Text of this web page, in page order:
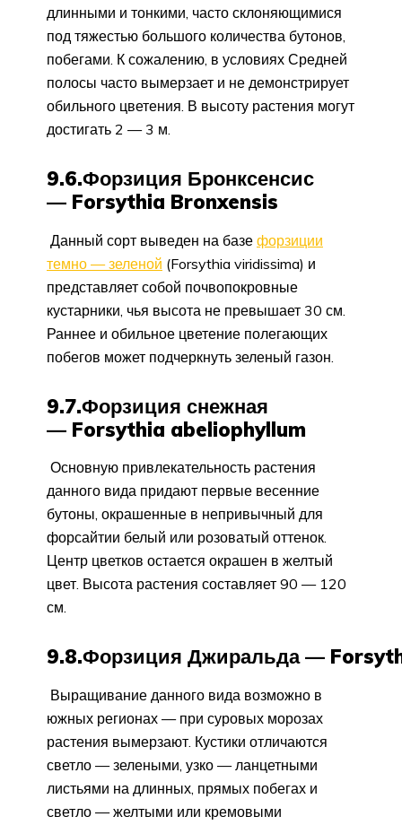
длинными и тонкими, часто склоняющимися
под тяжестью большого количества бутонов,
побегами. К сожалению, в условиях Средней
полосы часто вымерзает и не демонстрирует
обильного цветения. В высоту растения могут
достигать 2 — 3 м.
9.6.Форзиция Бронксенсис
— Forsythia Bronxensis
Данный сорт выведен на базе форзиции
темно — зеленой (Forsythia viridissima) и
представляет собой почвопокровные
кустарники, чья высота не превышает 30 см.
Раннее и обильное цветение полегающих
побегов может подчеркнуть зеленый газон.
9.7.Форзиция снежная
— Forsythia abeliophyllum
Основную привлекательность растения
данного вида придают первые весенние
бутоны, окрашенные в непривычный для
форсайтии белый или розоватый оттенок.
Центр цветков остается окрашен в желтый
цвет. Высота растения составляет 90 — 120
см.
9.8.Форзиция Джиральда —
Выращивание данного вида возможно в
южных регионах — при суровых морозах
растения вымерзают. Кустики отличаются
светло — зелеными, узко — ланцетными
листьями на длинных, прямых побегах и
светло — желтыми или кремовыми